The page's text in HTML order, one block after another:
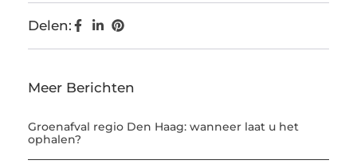
Delen:
Meer Berichten
Groenafval regio Den Haag: wanneer laat u het
ophalen?